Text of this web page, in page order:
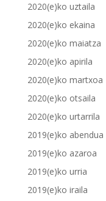
2020(e)ko uztaila
2020(e)ko ekaina
2020(e)ko maiatza
2020(e)ko apirila
2020(e)ko martxoa
2020(e)ko otsaila
2020(e)ko urtarrila
2019(e)ko abendua
2019(e)ko azaroa
2019(e)ko urria
2019(e)ko iraila